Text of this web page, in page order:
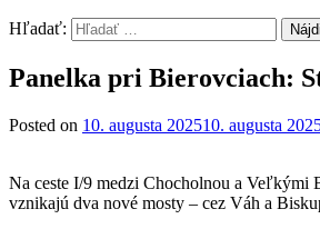
Hľadať:
Panelka pri Bierovciach:
Posted on 10. augusta 202510. augusta
Na ceste I/9 medzi Chocholnou a Veľkými
vznikajú dva nové mosty – cez Váh a